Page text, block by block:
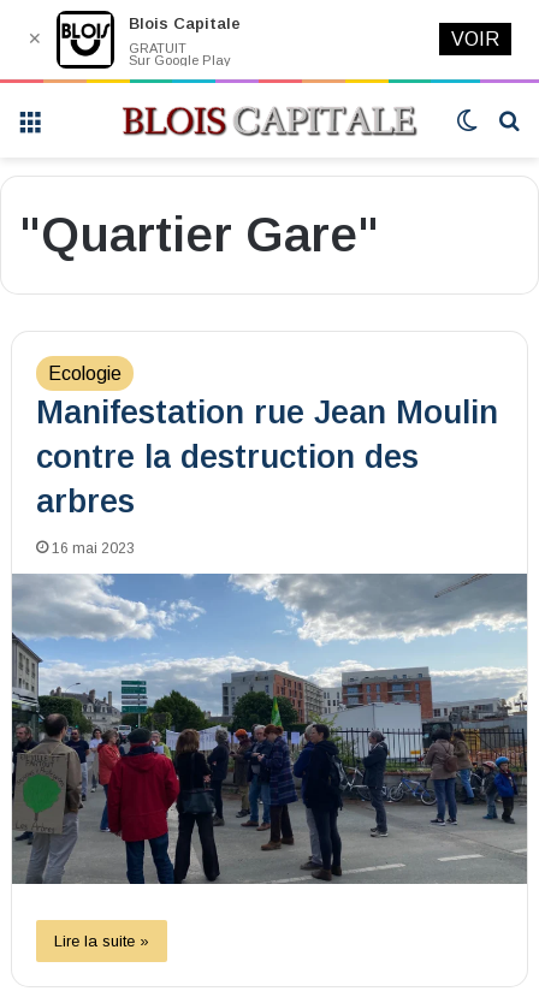
Switch
"Quartier Gare"
Ecologie
Manifestation rue Jean Moulin
contre la destruction des
arbres
16 mai 2023
Lire la suite »
✕
Blois Capitale
GRATUIT
Sur Google Play
VOIR